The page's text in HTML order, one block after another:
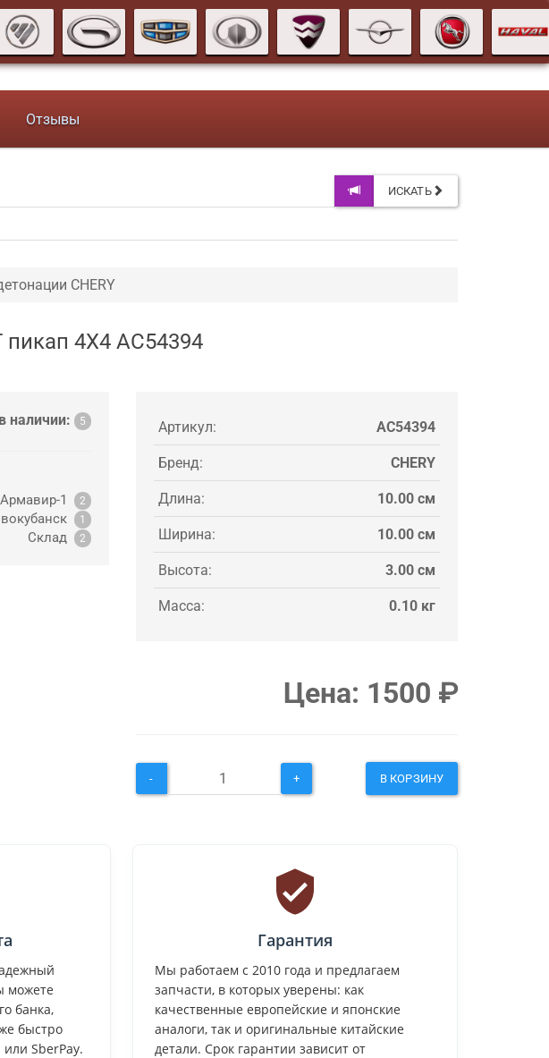
Отзывы
ИСКАТЬ
CHERY
4X4 AC54394
наличии: 5
Армавир-1 2
1
Склад 2
Артикул: AC54394
Бренд: CHERY
Длина: 10.00 см
Ширина: 10.00 см
Высота: 3.00 см
Масса: 0.10 кг
Цена: 1500 ₽
- + В КОРЗИНУ
можете
банка,
быстро
SberPay.
Гарантия
Мы работаем с 2010 года и предлагаем
запчасти, в которых уверены: как
качественные европейские и японские
аналоги, так и оригинальные китайские
детали. Срок гарантии зависит от